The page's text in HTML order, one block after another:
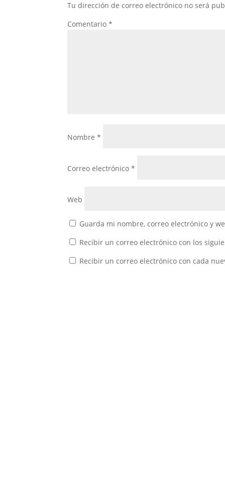
Tu dirección de correo electrónico no será
Comentario*
Nombre*
Correo electrónico*
Web
Guarda mi nombre, correo electrónico y
Recibir un correo electrónico con los
Recibir un correo electrónico con cada